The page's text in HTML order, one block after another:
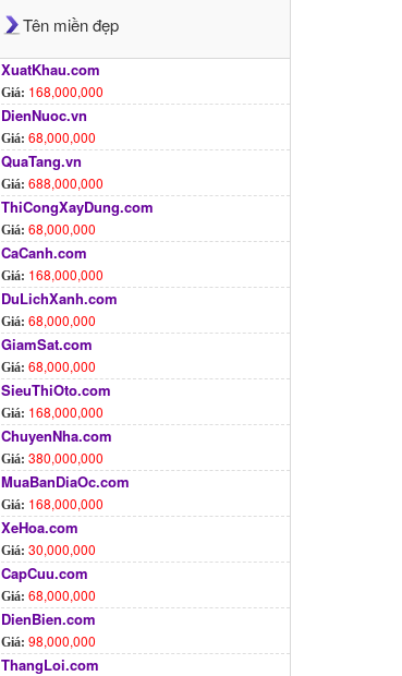
Tên miền đẹp
XuatKhau.com
Giá: 168,000,000
DienNuoc.vn
Giá: 68,000,000
QuaTang.vn
Giá: 688,000,000
ThiCongXayDung.com
Giá: 68,000,000
CaCanh.com
Giá: 168,000,000
DuLichXanh.com
Giá: 68,000,000
GiamSat.com
Giá: 68,000,000
SieuThiOto.com
Giá: 168,000,000
ChuyenNha.com
Giá: 380,000,000
MuaBanDiaOc.com
Giá: 168,000,000
XeHoa.com
Giá: 30,000,000
CapCuu.com
Giá: 68,000,000
DienBien.com
Giá: 98,000,000
ThangLoi.com